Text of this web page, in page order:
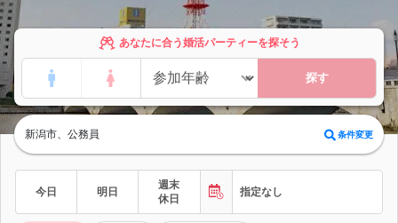
あなたに合う婚活パーティーを探そう
探す
新潟市、公務員 条件変更
今日 明日
週末
休日
指定なし